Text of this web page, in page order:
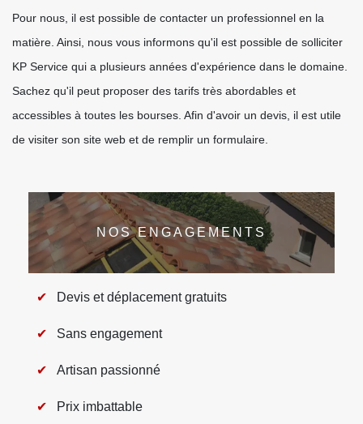
Pour nous, il est possible de contacter un professionnel en la
matière. Ainsi, nous vous informons qu'il est possible de solliciter
KP Service qui a plusieurs années d'expérience dans le domaine.
Sachez qu'il peut proposer des tarifs très abordables et
accessibles à toutes les bourses. Afin d'avoir un devis, il est utile
de visiter son site web et de remplir un formulaire.
NOS ENGAGEMENTS
Devis et déplacement gratuits
Sans engagement
Artisan passionné
Prix imbattable